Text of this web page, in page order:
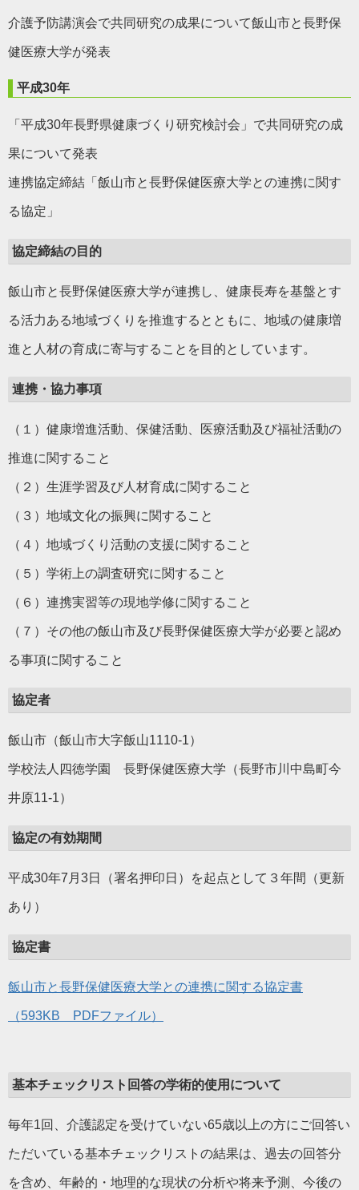
介護予防講演会で共同研究の成果について飯山市と長野保
健医療大学が発表
平成30年
「平成30年長野県健康づくり研究検討会」で共同研究の成
果について発表
連携協定締結「飯山市と長野保健医療大学との連携に関す
る協定」
協定締結の目的
飯山市と長野保健医療大学が連携し、健康長寿を基盤とす
る活力ある地域づくりを推進するとともに、地域の健康増
進と人材の育成に寄与することを目的としています。
連携・協力事項
（１）健康増進活動、保健活動、医療活動及び福祉活動の
推進に関すること
（２）生涯学習及び人材育成に関すること
（３）地域文化の振興に関すること
（４）地域づくり活動の支援に関すること
（５）学術上の調査研究に関すること
（６）連携実習等の現地学修に関すること
（７）その他の飯山市及び長野保健医療大学が必要と認め
る事項に関すること
協定者
飯山市（飯山市大字飯山1110-1）
学校法人四徳学園 長野保健医療大学（長野市川中島町今
井原11-1）
協定の有効期間
平成30年7月3日（署名押印日）を起点として３年間（更新
あり）
協定書
飯山市と長野保健医療大学との連携に関する協定書
（593KB PDFファイル）
基本チェックリスト回答の学術的使用について
毎年1回、介護認定を受けていない65歳以上の方にご回答い
ただいている基本チェックリストの結果は、過去の回答分
を含め、年齢的・地理的な現状の分析や将来予測、今後の